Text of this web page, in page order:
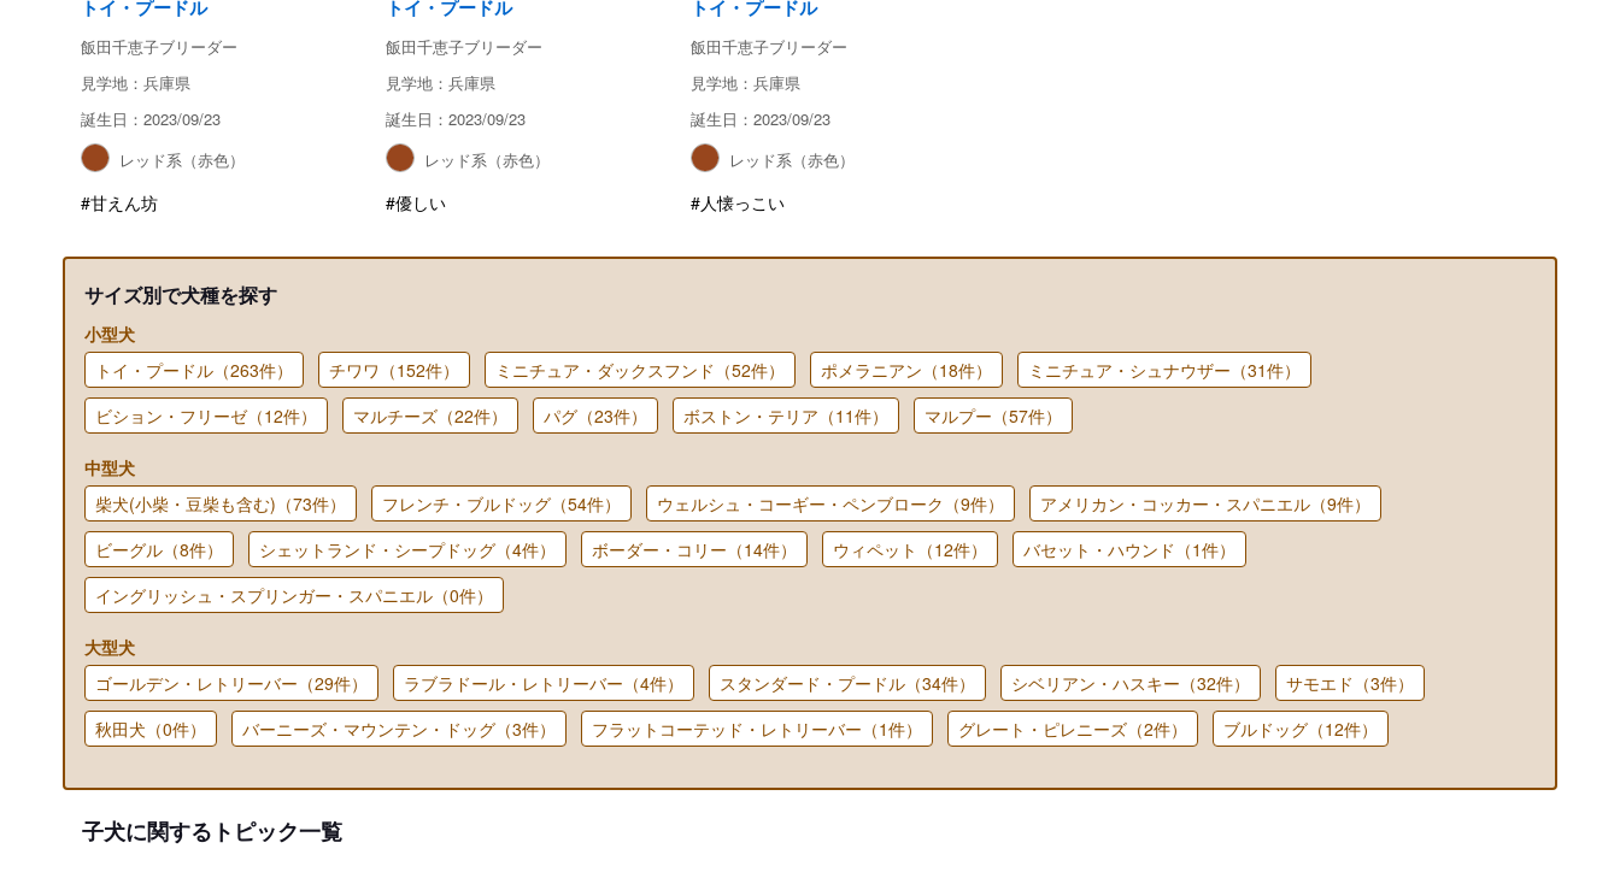
トイ・プードル
飯田千恵子ブリーダー
見学地：兵庫県
誕生日：2023/09/23
レッド系（赤色）
#甘えん坊
トイ・プードル
飯田千恵子ブリーダー
見学地：兵庫県
誕生日：2023/09/23
レッド系（赤色）
#優しい
トイ・プードル
飯田千恵子ブリーダー
見学地：兵庫県
誕生日：2023/09/23
レッド系（赤色）
#人懐っこい
サイズ別で犬種を探す
小型犬
トイ・プードル（263件）
チワワ（152件） ミニチュア・ダックスフンド（52件） ポメラニアン（18件）
ミニチュア・シュナウザー（31件）
ビション・フリーゼ（12件）
マルチーズ（22件） パグ（23件） ボストン・テリア（11件） マルプー（57件）
中型犬
柴犬(小柴・豆柴も含む)（73件）
フレンチ・ブルドッグ（54件） ウェルシュ・コーギー・ペンブローク（9件）
アメリカン・コッカー・スパニエル（9件）
ビーグル（8件）
シェットランド・シープドッグ（4件） ボーダー・コリー（14件） ウィペット（12件）
バセット・ハウンド（1件）
イングリッシュ・スプリンガー・スパニエル（0件）
大型犬
ゴールデン・レトリーバー（29件）
ラブラドール・レトリーバー（4件） スタンダード・プードル（34件） シベリアン・ハスキー（32件）
サモエド（3件）
秋田犬（0件）
バーニーズ・マウンテン・ドッグ（3件） フラットコーテッド・レトリーバー（1件） グレート・ピレニーズ（2件） ブルドッグ（12件）
子犬に関するトピック一覧